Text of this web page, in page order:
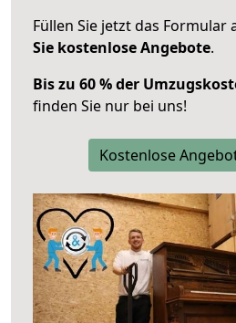
Füllen Sie jetzt das Formular
Sie kostenlose Angebote.
Bis zu 60 % der
finden Sie nur bei uns!
Kostenlose